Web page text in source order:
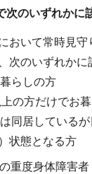
次のいずれかに
おいて常時見
次のいずれかに
らしの方
の方だけでお
同居している
状態となる方
重度身体障害